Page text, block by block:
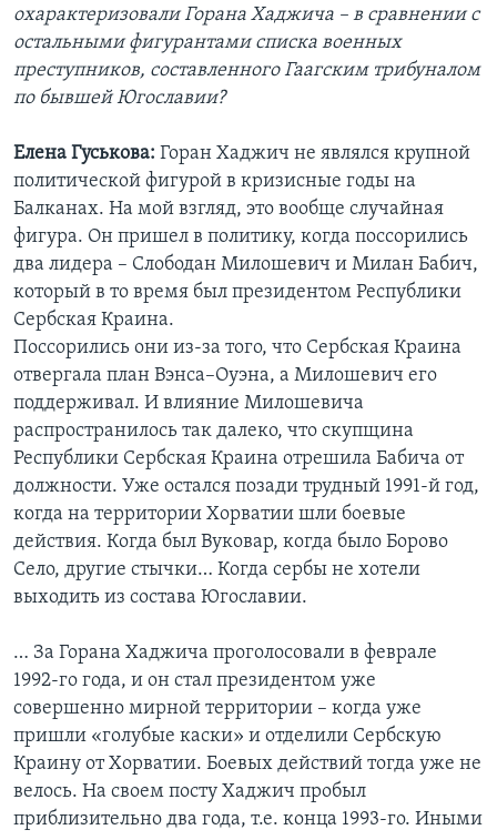
охарактеризовали Горана Хаджича – в сравнении с
остальными фигурантами списка военных
преступников, составленного Гаагским трибуналом
по бывшей Югославии?
Елена Гуськова: Горан Хаджич не являлся крупной
политической фигурой в кризисные годы на
Балканах. На мой взгляд, это вообще случайная
фигура. Он пришел в политику, когда поссорились
два лидера – Слободан Милошевич и Милан Бабич,
который в то время был президентом Республики
Сербская Краина.
Поссорились они из-за того, что Сербская Краина
отвергала план Вэнса–Оуэна, а Милошевич его
поддерживал. И влияние Милошевича
распространилось так далеко, что скупщина
Республики Сербская Краина отрешила Бабича от
должности. Уже остался позади трудный 1991-й год,
когда на территории Хорватии шли боевые
действия. Когда был Вуковар, когда было Борово
Село, другие стычки… Когда сербы не хотели
выходить из состава Югославии.
… За Горана Хаджича проголосовали в феврале
1992-го года, и он стал президентом уже
совершенно мирной территории – когда уже
пришли «голубые каски» и отделили Сербскую
Краину от Хорватии. Боевых действий тогда уже не
велось. На своем посту Хаджич пробыл
приблизительно два года, т.е. конца 1993-го. Иными